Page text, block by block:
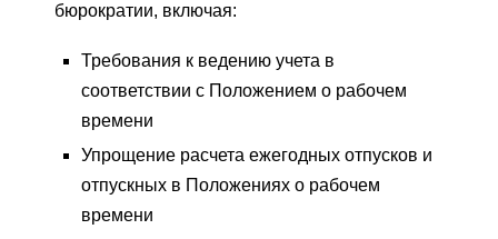
бюрократии, включая:
Требования к ведению учета в
соответствии с Положением о рабочем
времени
Упрощение расчета ежегодных отпусков и
отпускных в Положениях о рабочем
времени